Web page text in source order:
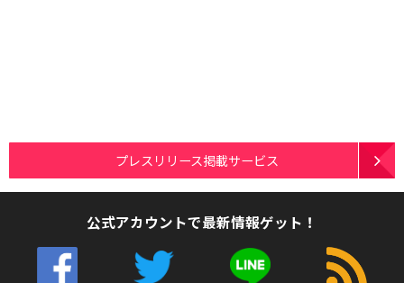
プレスリリース掲載サービス
公式アカウントで最新情報ゲット！